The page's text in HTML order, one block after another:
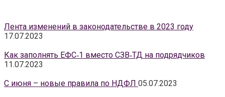
Лента изменений в законодательстве в 2023 году
17.07.2023
Как заполнять ЕФС‑1 вместо СЗВ‑ТД на подрядчиков
11.07.2023
С июня – новые правила по НДФЛ 05.07.2023